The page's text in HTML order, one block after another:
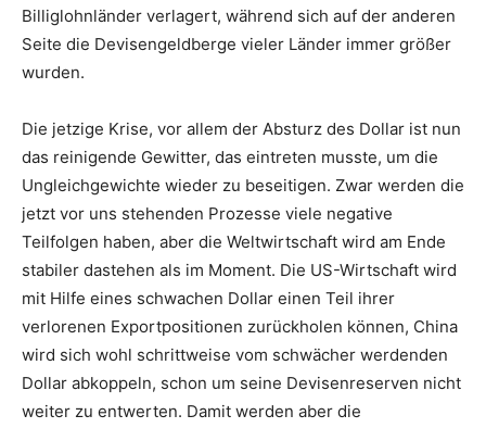
Billiglohnländer verlagert, während sich auf der anderen
Seite die Devisengeldberge vieler Länder immer größer
wurden.
Die jetzige Krise, vor allem der Absturz des Dollar ist nun
das reinigende Gewitter, das eintreten musste, um die
Ungleichgewichte wieder zu beseitigen. Zwar werden die
jetzt vor uns stehenden Prozesse viele negative
Teilfolgen haben, aber die Weltwirtschaft wird am Ende
stabiler dastehen als im Moment. Die US-Wirtschaft wird
mit Hilfe eines schwachen Dollar einen Teil ihrer
verlorenen Exportpositionen zurückholen können, China
wird sich wohl schrittweise vom schwächer werdenden
Dollar abkoppeln, schon um seine Devisenreserven nicht
weiter zu entwerten. Damit werden aber die